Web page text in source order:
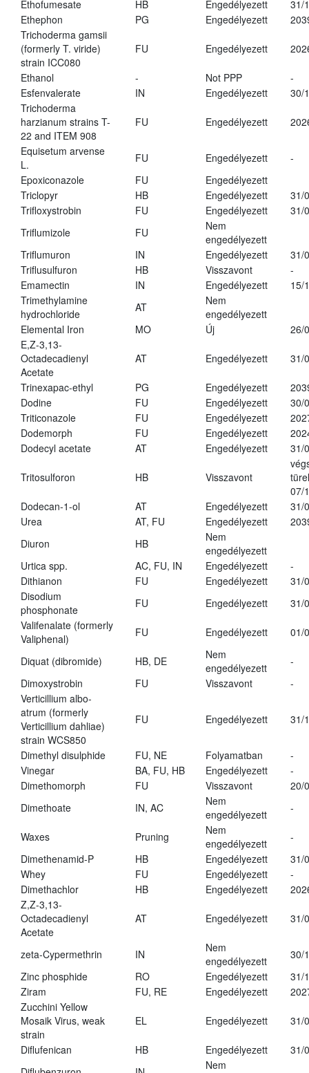
Ethofumesate
HB Engedélyezett
31/
Ethephon
PG Engedélyezett
Trichoderma gamsii
(formerly T. viride)
strain ICC080
FU Engedélyezett
Ethanol - Not PPP
-
Esfenvalerate
IN Engedélyezett
30/
Trichoderma
harzianum strains T-
22 and ITEM 908
FU Engedélyezett
Equisetum arvense
L.
FU Engedélyezett
-
Epoxiconazole
FU
Engedélyezett
Triclopyr
HB Engedélyezett
31/
Trifloxystrobin
FU Engedélyezett
31/
Triflumizole
FU
Nem
engedélyezett
Triflumuron
IN Engedélyezett
31/
Triflusulfuron
HB Visszavont
-
Emamectin
IN Engedélyezett
15/
Trimethylamine
hydrochloride
AT
Nem
engedélyezett
Elemental Iron
MO Új
26/
E,Z-3,13-
Octadecadienyl
Acetate
AT Engedélyezett 31/
Trinexapac-ethyl PG Engedélyezett
Dodine
FU Engedélyezett
30/
Triticonazole
FU Engedélyezett
Dodemorph
FU Engedélyezett
Dodecyl acetate
AT Engedélyezett 31/
Tritosulforon HB Visszavont
07/
Dodecan-1-ol
AT Engedélyezett
31/
Urea
AT, FU Engedélyezett
Diuron
HB
Nem
engedélyezett
Urtica spp.
AC, FU, IN Engedélyezett
-
Dithianon
FU Engedélyezett
31/
Disodium
phosphonate
FU Engedélyezett
31/
Valifenalate (formerly
Valiphenal)
FU Engedélyezett 01/
Diquat (dibromide) HB, DE
Nem
engedélyezett
-
Dimoxystrobin
FU Visszavont
-
Verticillium albo-
atrum (formerly
Verticillium dahliae)
strain WCS850
FU Engedélyezett 31/
Dimethyl disulphide FU, NE Folyamatban
-
Vinegar
BA, FU, HB Engedélyezett
-
Dimethomorph
FU Visszavont
20/
Dimethoate
IN, AC
Nem
engedélyezett
-
Waxes Pruning
Nem
engedélyezett
-
Dimethenamid-P
HB Engedélyezett
31/
Whey
FU Engedélyezett
-
Dimethachlor
HB Engedélyezett
Z,Z-3,13-
Octadecadienyl
Acetate
AT Engedélyezett 31/
zeta-Cypermethrin IN
Nem
engedélyezett
30/
Zinc phosphide
RO Engedélyezett
31/
Ziram
FU, RE Engedélyezett
Zucchini Yellow
Mosaik Virus, weak
strain
EL Engedélyezett 31/
Diflufenican HB Engedélyezett
31/
Nem